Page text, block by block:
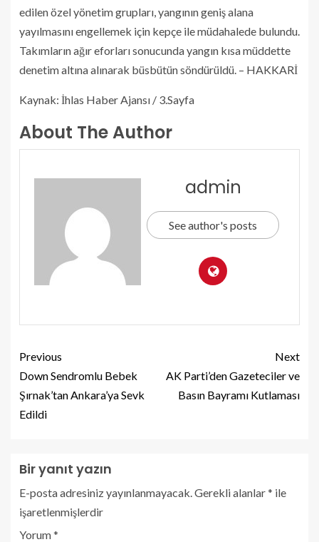
edilen özel yönetim grupları, yangının geniş alana
yayılmasını engellemek için kepçe ile müdahalede bulundu.
Takımların ağır eforları sonucunda yangın kısa müddette
denetim altına alınarak büsbütün söndürüldü. – HAKKARİ
Kaynak: İhlas Haber Ajansı / 3.Sayfa
About The Author
admin
See author's posts
Previous
Down Sendromlu Bebek
Şırnak’tan Ankara’ya Sevk
Edildi
Next
AK Parti’den Gazeteciler ve
Basın Bayramı Kutlaması
Bir yanıt yazın
E-posta adresiniz yayınlanmayacak. Gerekli alanlar* ile
işaretlenmişlerdir
Yorum*